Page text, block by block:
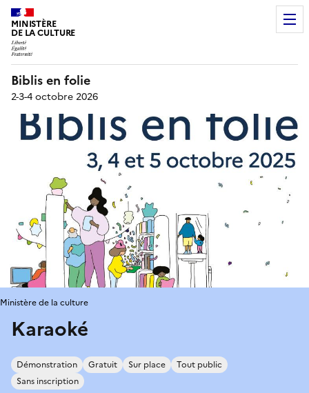
MINISTÈRE
DE LA CULTURE
Biblis en folie
2-3-4 octobre 2026
Karaoké
Démonstration Gratuit Sur place
Tout public
Sans inscription
Ministère de la culture